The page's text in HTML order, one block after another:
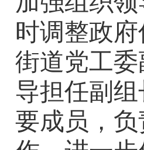
时调整政
街道党工
导担任副组
要成员， 负